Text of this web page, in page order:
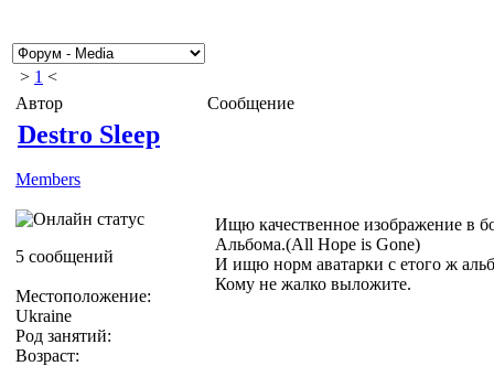
> 1 <
Автор
Сообщение
Destro Sleep
Members
5 сообщений
Местоположение:
Ukraine
Род занятий:
Возраст:
Ищю качественное изображение в
Альбома.(All Hope is Gone)
И ищю норм аватарки с етого ж
Кому не жалко выложите.